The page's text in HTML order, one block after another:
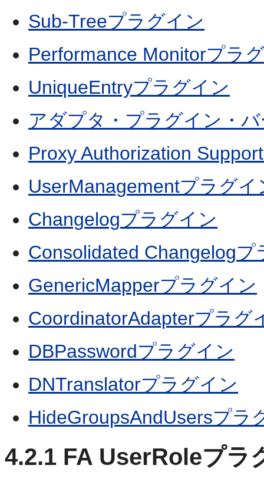
Sub-Treeプラグイン
Performance Monitorプラ
UniqueEntryプラグイン
アダプタ・プラグイン・
Proxy Authorization
UserManagementプラグイ
Changelogプラグイン
Consolidated Changelogプ
GenericMapperプラグイン
CoordinatorAdapterプラグ
DBPasswordプラグイン
DNTranslatorプラグイン
HideGroupsAndUsersプラ
4.2.1 FA UserRoleプラ